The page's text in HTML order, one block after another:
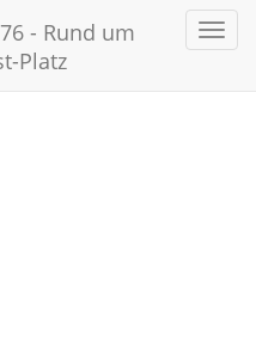
- Rund um
Platz